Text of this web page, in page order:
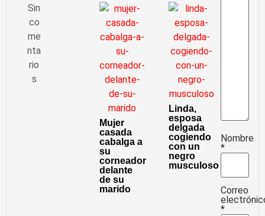
Sin
co
me
nta
rio
s
Mujer
casada
cabalga a
su
corneador
delante
de su
marido
Linda,
esposa
delgada
cogiendo
con un
negro
musculoso
Nombre
*
Correo
*